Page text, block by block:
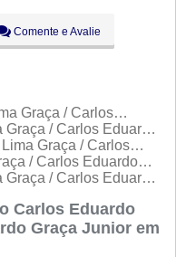
Comente e Avalie
Graça / Carlos
/ Carlos Eduardo
Graça / Carlos
/ Carlos Eduardo
/ Carlos Eduardo
Carlos Eduardo
Graça Junior em